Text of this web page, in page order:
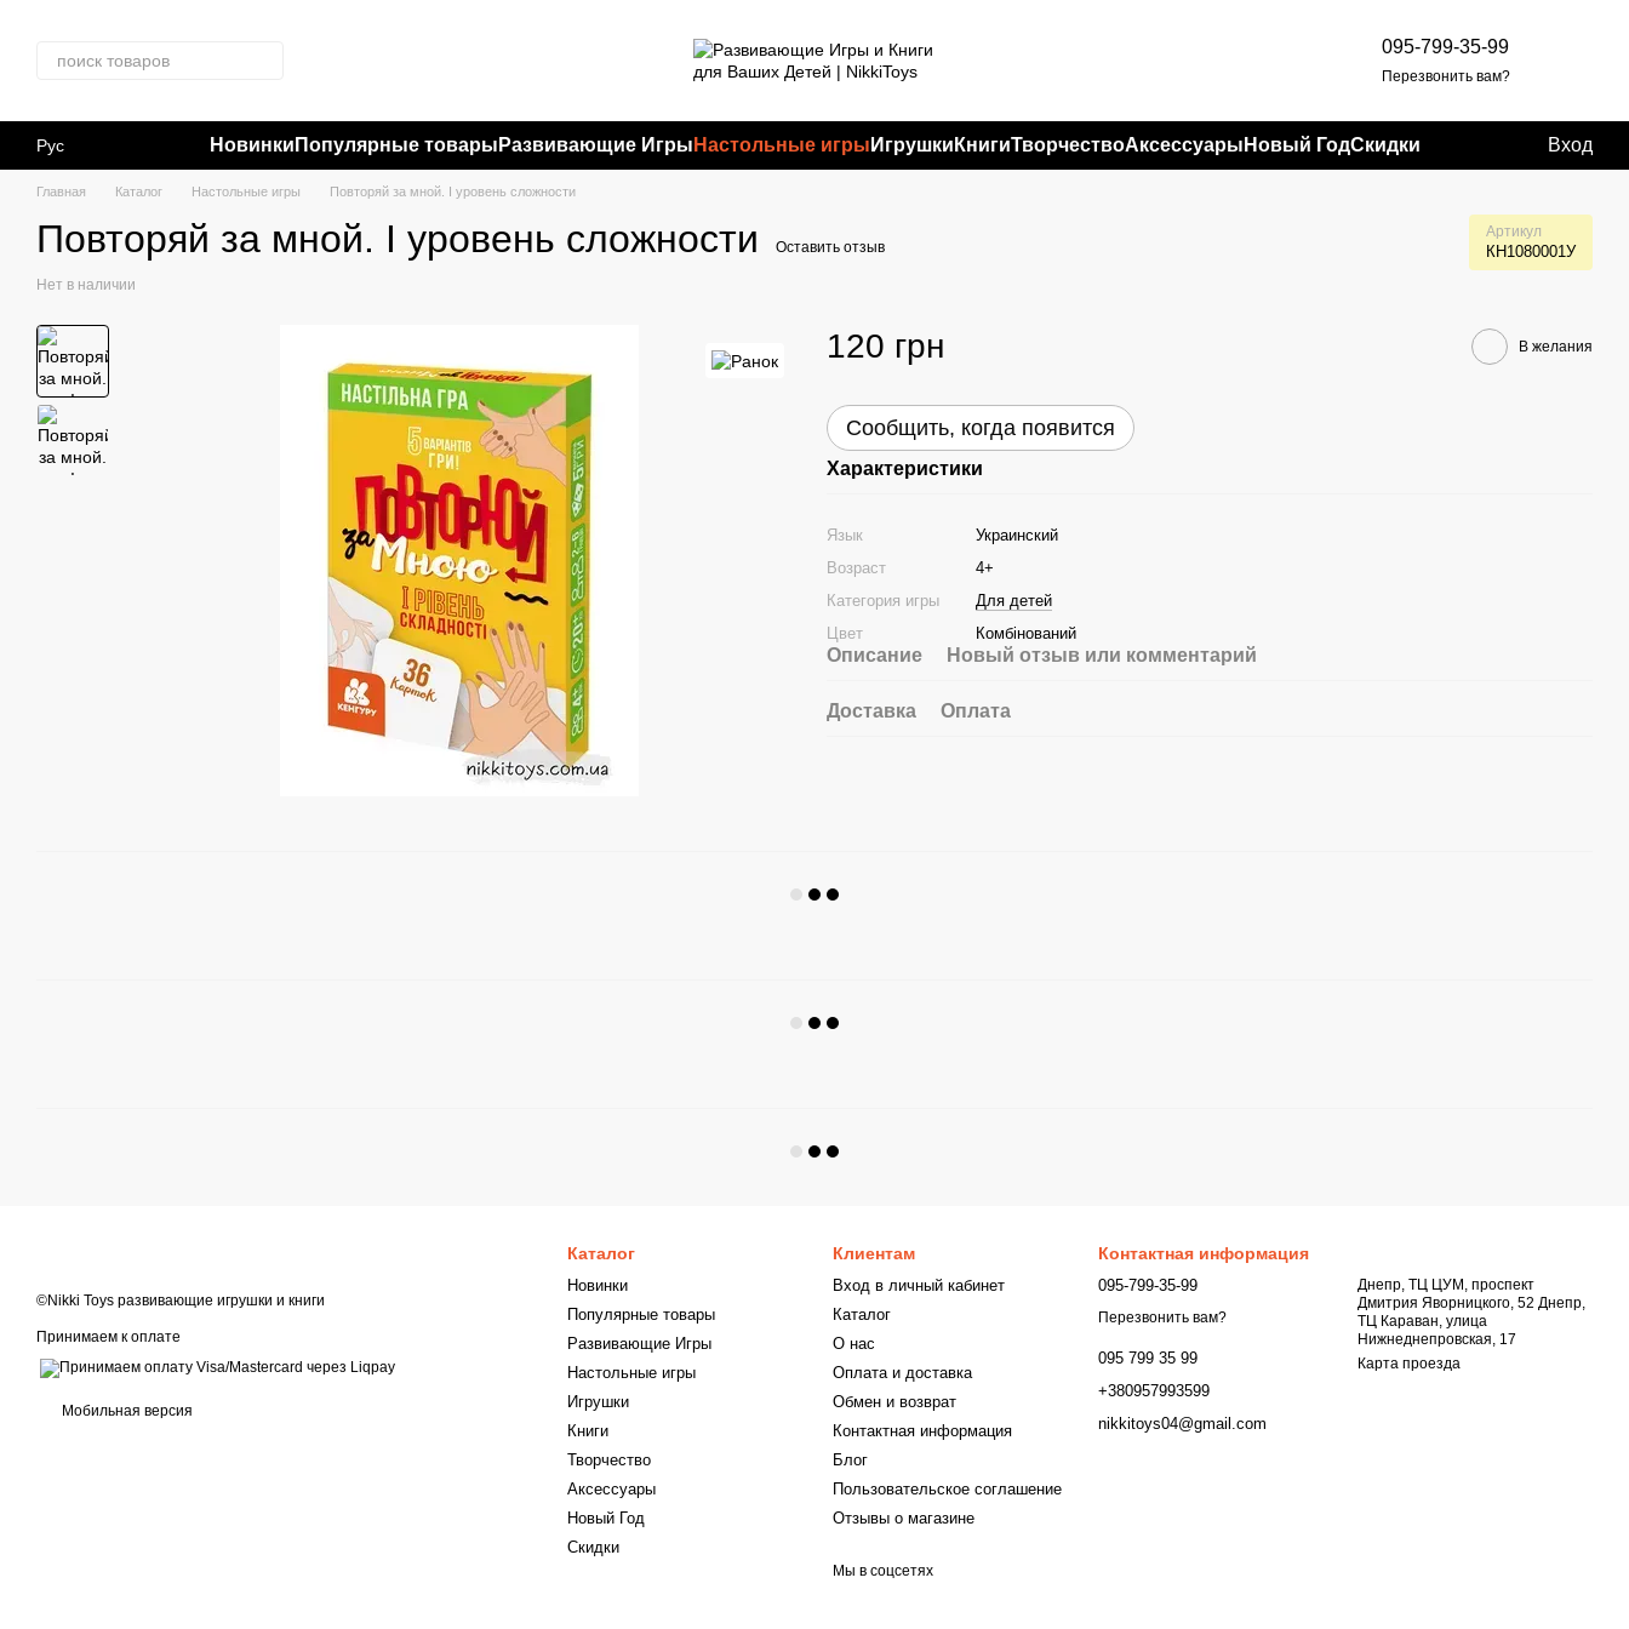
095-799-35-99
Перезвонить вам?
Рус Новинки Популярные товары Развивающие Игры Настольные игры Игрушки КнигиТворчествоАксессуары Новый ГодСкидки Вход
Главная Каталог Настольные игры Повторяй за мной. I уровень сложности
Повторяй за мной. I уровень сложности Оставить отзыв
Артикул
КН1080001У
Нет в наличии
120 грн В желания
Сообщить, когда появится
Характеристики
Язык
Украинский
Возраст
4+
Категория игры
Для детей
Цвет
Комбінований
Описание Новый отзыв или комментарий
Доставка Оплата
©Nikki Toys развивающие игрушки и книги
Принимаем к оплате
Мобильная версия
Каталог
Новинки
Популярные товары
Развивающие Игры
Настольные игры
Игрушки
Книги
Творчество
Аксессуары
Новый Год
Скидки
Клиентам
Вход в личный кабинет
Каталог
О нас
Оплата и доставка
Обмен и возврат
Контактная информация
Блог
Пользовательское соглашение
Отзывы о магазине
Мы в соцсетях
Контактная информация
095-799-35-99
Перезвонить вам?
095 799 35 99
+380957993599
nikkitoys04@gmail.com
Днепр, ТЦ ЦУМ, проспект
Дмитрия Яворницкого, 52 Днепр,
ТЦ Караван, улица
Нижнеднепровская, 17
Карта проезда